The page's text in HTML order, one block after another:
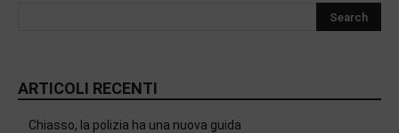
ARTICOLI RECENTI
Chiasso, la polizia ha una nuova guida